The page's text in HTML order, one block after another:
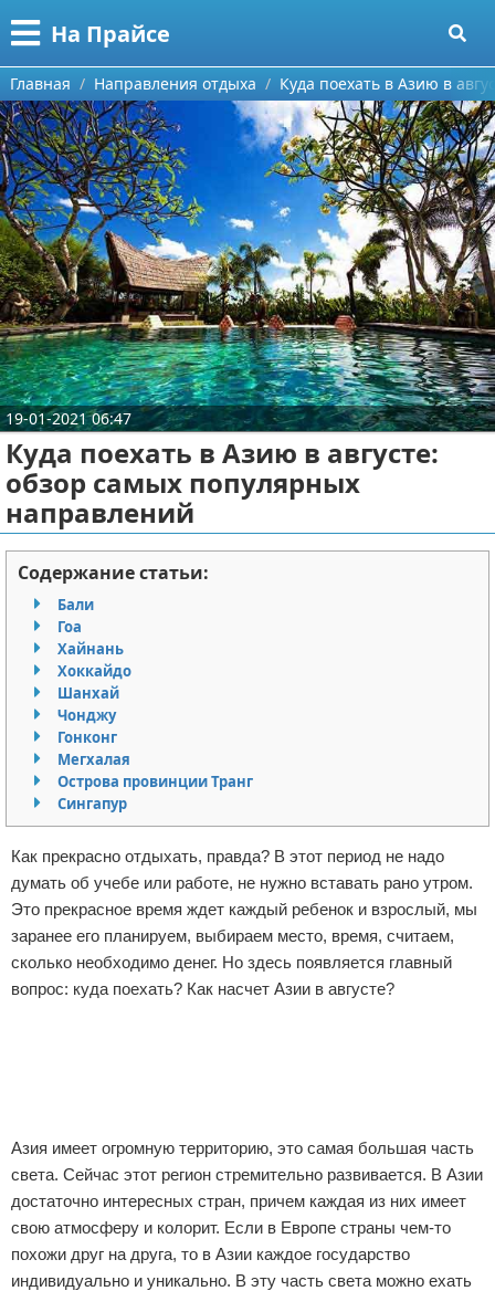
На Прайсе
Меню
Главная
Категории
Разное про покупки
Aliexpress
Сделай онлайн
Кемпинг
Круизы
Направления отдыха
Что посетить
Авиаперелеты
Отели
Полезное для туристов
Отдых на природе
Аренда автомобилей
Документы и визы
Билеты
Планирование отдыха
Пляжный отдых
Турагенства
Поиск
О проекте
Контакты
Сотрудничество
Размещение рекламы
Для правообладателей
Условия предоставления информации
Отказ от ответственности
Главная Направления отдыха Куда поехать в Азию в
19-01-2021 06:47
Куда поехать в Азию в августе:
обзор самых популярных
направлений
Содержание статьи:
Бали
Гоа
Хайнань
Хоккайдо
Шанхай
Чонджу
Гонконг
Мегхалая
Острова провинции Транг
Сингапур
Как прекрасно отдыхать, правда? В этот период не надо
думать об учебе или работе, не нужно вставать рано утром.
Это прекрасное время ждет каждый ребенок и взрослый, мы
заранее его планируем, выбираем место, время, считаем,
сколько необходимо денег. Но здесь появляется главный
вопрос: куда поехать? Как насчет Азии в августе?
Азия имеет огромную территорию, это самая большая часть
света. Сейчас этот регион стремительно развивается. В Азии
достаточно интересных стран, причем каждая из них имеет
свою атмосферу и колорит. Если в Европе страны чем-то
похожи друг на друга, то в Азии каждое государство
индивидуально и уникально. В эту часть света можно ехать